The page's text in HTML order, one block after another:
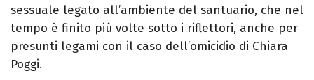
sessuale legato all’ambiente del santuario, che nel
tempo è finito più volte sotto i riflettori, anche per
presunti legami con il caso dell’omicidio di Chiara
Poggi.